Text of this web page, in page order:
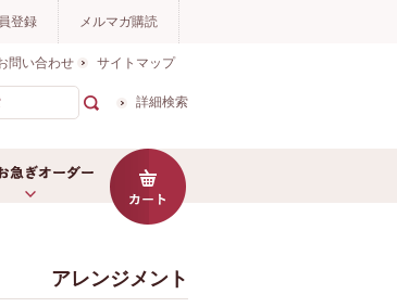
登録 メルマガ購読
問い合わせ
サイトマップ
詳細検索
アレンジメント